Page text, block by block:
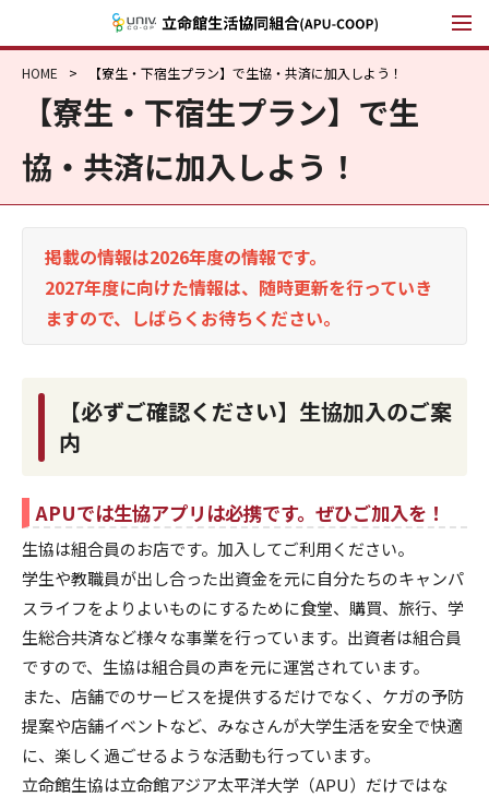
立命館生活協
HOME 【寮生・下宿生プラン】で生協・共済に加入しよう！
【寮生・下宿生プラン】で生
協・共済に加入しよう！
掲載の情報は2026年度の情報です。
2027年度に向けた情報は、随時更新を行っていき
ますので、しばらくお待ちください。
【必ずご確認ください】生協加入のご案
内
APUでは生協アプリは必携です。ぜひご加入を！
生協は組合員のお店です。加入してご利用ください。
学生や教職員が出し合った出資金を元に自分たちのキャンパ
スライフをよりよいものにするために食堂、購買、旅行、学
生総合共済など様々な事業を行っています。出資者は組合員
ですので、生協は組合員の声を元に運営されています。
また、店舗でのサービスを提供するだけでなく、ケガの予防
提案や店舗イベントなど、みなさんが大学生活を安全で快適
に、楽しく過ごせるような活動も行っています。
立命館生協は立命館アジア太平洋大学（APU）だけではな